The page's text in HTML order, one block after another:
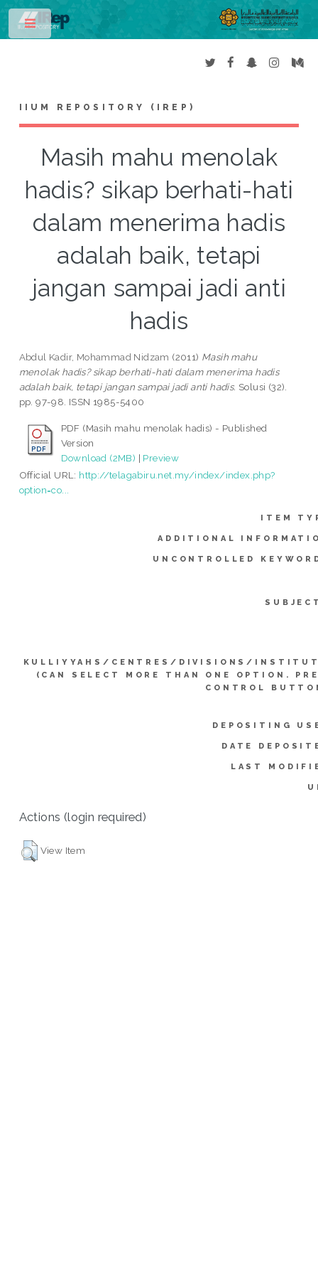
IIUM REPOSITORY (IREP)
Masih mahu menolak
hadis? sikap berhati-hati
dalam menerima hadis
adalah baik, tetapi
jangan sampai jadi anti
hadis
Abdul Kadir, Mohammad Nidzam (2011) Masih mahu
menolak hadis? sikap berhati-hati dalam menerima hadis
adalah baik, tetapi jangan sampai jadi anti hadis. Solusi (32).
pp. 97-98. ISSN 1985-5400
PDF (Masih mahu menolak hadis) - Published
Version
Download (2MB) | Preview
Official URL: http://telagabiru.net.my/index/index.php?
option=co...
ITEM
ADDITIONAL
UNCONTROLLED
KULLIYYAHS/CENTRES/DIVISIONS/
(CAN SELECT MORE THAN ONE OPTION.
CONTROL
DEPOSITING
DATE
LAST
Actions (login required)
View Item
Toggle